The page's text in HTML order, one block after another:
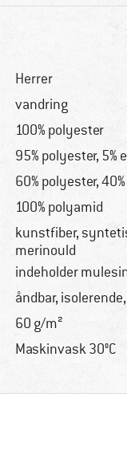
Herrer
vandring
100% polyester
95% polyester, 5%
60% polyester,
100% polyamid
kunstfiber,
merinould
indeholder
åndbar,
60 g/m²
Maskinvask 30°C